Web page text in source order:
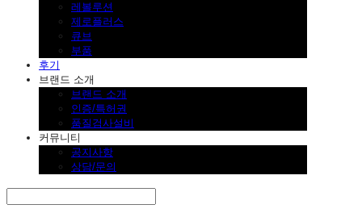
레볼루션
제로플러스
큐브
부품
후기
브랜드 소개
브랜드 소개
인증/특허권
품질검사설비
커뮤니티
공지사항
상담/문의